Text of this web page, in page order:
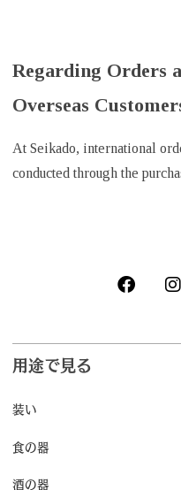
Regarding Orders
Overseas
At Seikado, international
conducted through the
用途で見る
装い
食の器
酒の器